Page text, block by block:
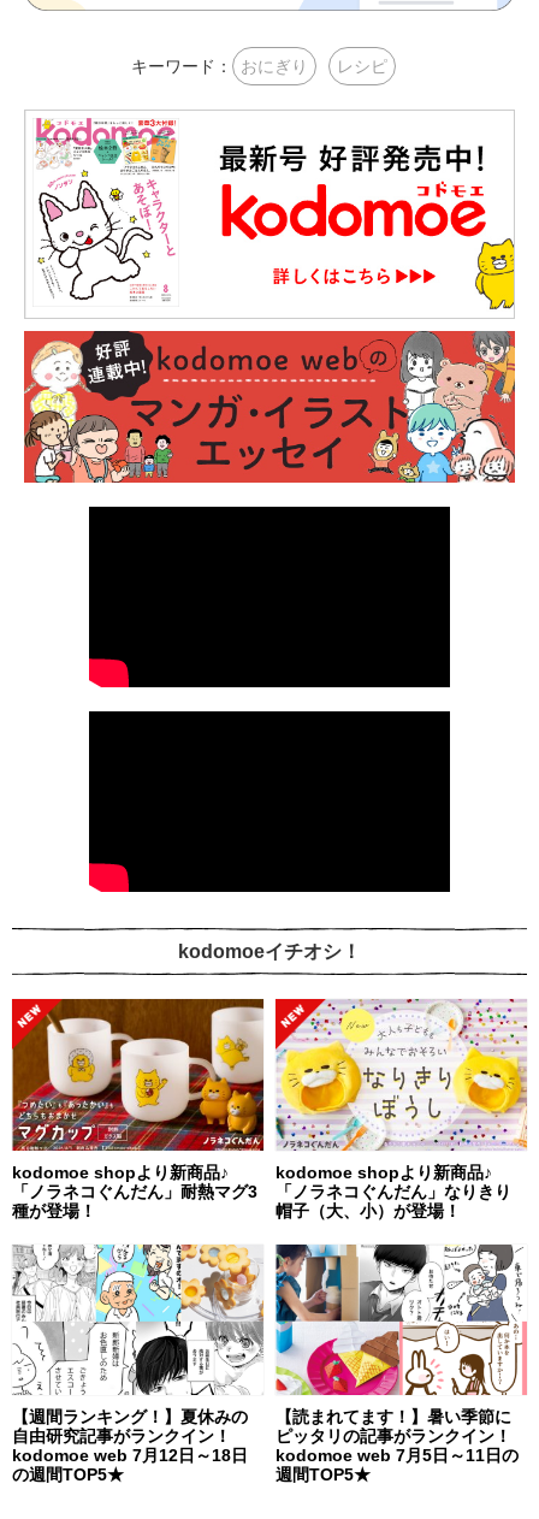
キーワード： おにぎり レシピ
kodomoeイチオシ！
kodomoe shopより新商品♪
「ノラネコぐんだん」耐熱マグ3
種が登場！
kodomoe shopより新商品♪
「ノラネコぐんだん」なりきり
帽子（大、小）が登場！
【週間ランキング！】夏休みの
自由研究記事がランクイン！
kodomoe web 7月12日～18日
の週間TOP5★
【読まれてます！】暑い季節に
ピッタリの記事がランクイン！
kodomoe web 7月5日～11日の
週間TOP5★